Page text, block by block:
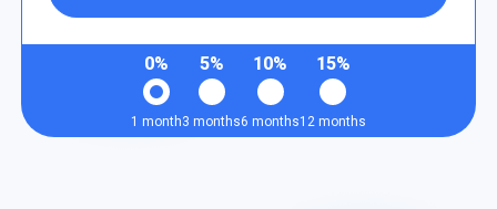
0%
1 month
5%
3 months
10%
6 months
15%
12 months